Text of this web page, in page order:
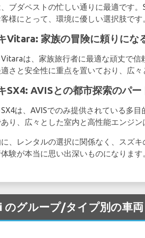
、ブダペストの忙しい通りに最適です
様にとって、環境に優しい選択肢です
Vitara: 家族の冒険に頼りにな
は、家族旅行者に最適な頑丈で信
さと安全性に重点を置いており、広
SX4: AVISとの都市探索のパー
は、AVISでのみ提供されている多
り、広々とした室内と高性能エンジ
、レンタルの選択に関係なく、スズ
験が本当に思い出深いものになります
のグループ/タイプ別の車